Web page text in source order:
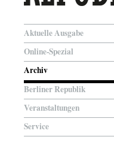
Aktuelle Ausgabe
Online-Spezial
Archiv
Berliner Republik
Veranstaltungen
Service